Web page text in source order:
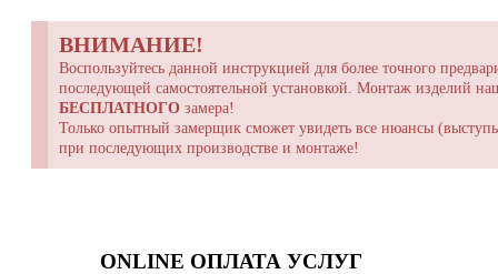
ВНИМАНИЕ!
Воспользуйтесь данной инструкцией для более точного
последующей самостоятельной установкой. Монтаж изделий
БЕСПЛАТНОГО замера!
Только опытный замерщик сможет увидеть все нюансы
при последующих производстве и монтаже!
ONLINE ОПЛАТА УСЛУГ